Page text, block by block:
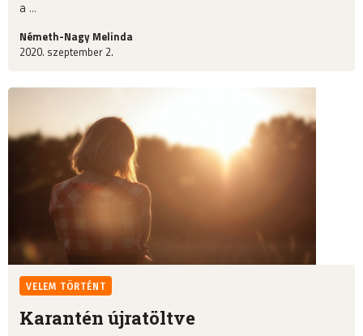
a ...
Németh-Nagy Melinda
2020. szeptember 2.
VELEM TÖRTÉNT
Karantén újratöltve